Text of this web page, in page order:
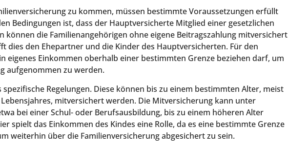
zu kommen, müssen bestimmte Voraussetzungen erfüllt
Bedingungen ist, dass der Hauptversicherte Mitglied einer gesetzlichen
können die Familienangehörigen ohne eigene Beitragszahlung mitversichert
dies den Ehepartner und die Kinder des Hauptversicherten. Für den
eigenes Einkommen oberhalb einer bestimmten Grenze beziehen darf, um
aufgenommen zu werden.
Regelungen. Diese können bis zu einem bestimmten Alter, meist
mitversichert werden. Die Mitversicherung kann unter
bei einer Schul- oder Berufsausbildung, bis zu einem höheren Alter
spielt das Einkommen des Kindes eine Rolle, da es eine bestimmte Grenze
weiterhin über die Familienversicherung abgesichert zu sein.